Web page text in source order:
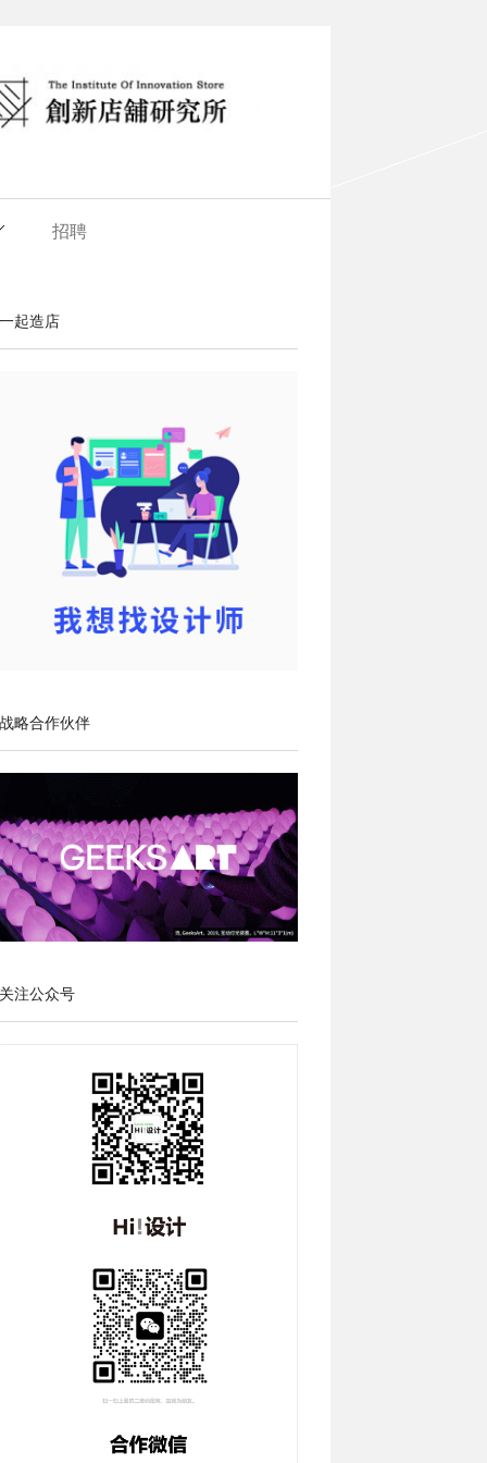
招聘
起造店
略合作伙伴
注公众号